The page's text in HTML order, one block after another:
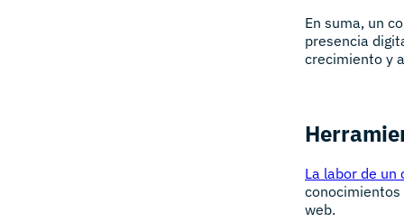
En suma, un
presencia
crecimiento y
La labor de un
conocimientos
web.